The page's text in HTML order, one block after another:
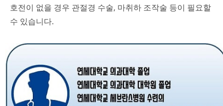
호전이 없을 경우 관절경 수술, 마취하 조작술 등이 필요할
수 있습니다.